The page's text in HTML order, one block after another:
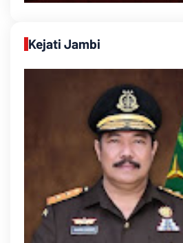
Kejati Jambi